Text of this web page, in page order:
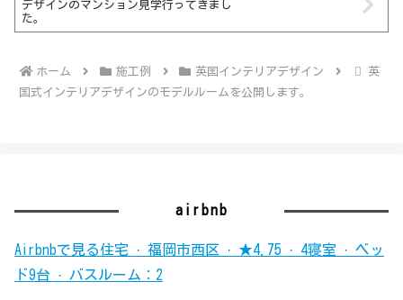
デザインのマンション見学行ってきまし
た。
ホーム 施工例 英国インテリアデザイン
英
国式インテリアデザインのモデルルームを公開します。
airbnb
Airbnbで見る住宅 · 福岡市西区 · ★4.75 · 4寝室 · ベッ
ド9台 · バスルーム：2